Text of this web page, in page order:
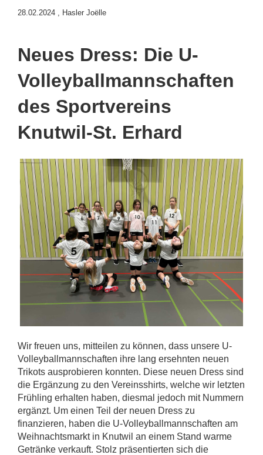
28.02.2024 , Hasler Joëlle
Neues Dress: Die U-
Volleyballmannschaften
des Sportvereins
Knutwil-St. Erhard
Wir freuen uns, mitteilen zu können, dass unsere U-
Volleyballmannschaften ihre lang ersehnten neuen
Trikots ausprobieren konnten. Diese neuen Dress sind
die Ergänzung zu den Vereinsshirts, welche wir letzten
Frühling erhalten haben, diesmal jedoch mit Nummern
ergänzt. Um einen Teil der neuen Dress zu
finanzieren, haben die U-Volleyballmannschaften am
Weihnachtsmarkt in Knutwil an einem Stand warme
Getränke verkauft. Stolz präsentierten sich die